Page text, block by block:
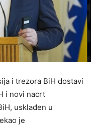
i trezora BiH dostavi
i novi nacrt
usklađen u
je